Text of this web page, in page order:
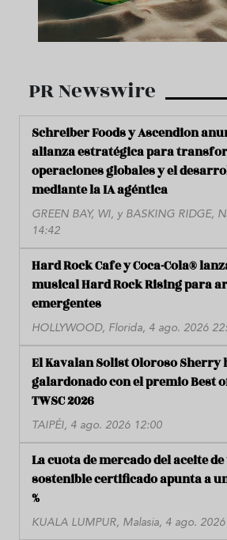
PR Newswire
Schreiber Foods y Ascendion
alianza estratégica para
operaciones globales y el
mediante la IA agéntica
GREEN BAY, WI, y BASKING RIDGE,
14:42
Hard Rock Cafe y Coca-Cola®
musical Hard Rock Rising para
emergentes
HOLLYWOOD, Florida, 4 ago. 2026
El Kavalan Solist Oloroso Sherry
galardonado con el premio Best
TWSC 2026
TAIPÉI, 4 ago. 2026 12:00
La cuota de mercado del aceite
sostenible certificado apunta a
%
KUALA LUMPUR, Malasia, 4 ago.